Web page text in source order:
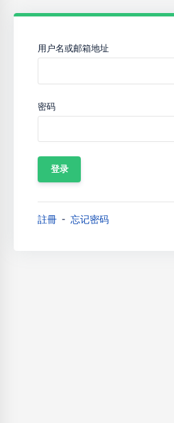
用户名或邮箱地址
密码
註冊 忘记密码